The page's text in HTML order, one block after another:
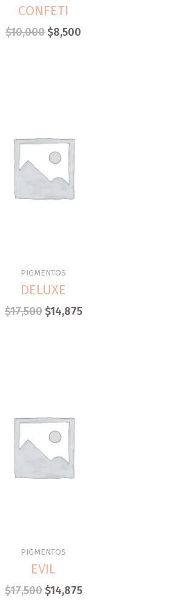
CONFETI
$10,000$8,500
PIGMENTOS
DELUXE
$17,500 $14,875
PIGMENTOS
EVIL
$17,500 $14,875